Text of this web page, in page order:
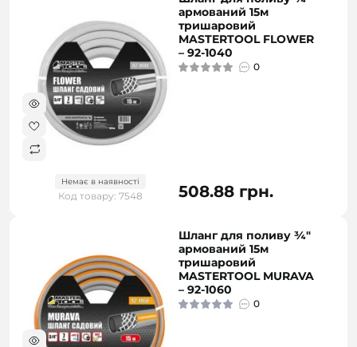
Немає в наявності
Код товару: 7548
армований 15м
тришаровий
MASTERTOOL FLOWER
– 92-1040
0
508.88 грн.
Шланг для поливу ¾"
армований 15м
тришаровий
MASTERTOOL MURAVA
– 92-1060
0